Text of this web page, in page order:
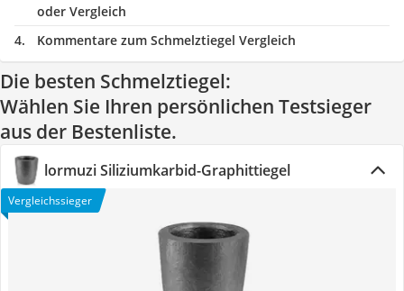
oder Vergleich
Kommentare zum Schmelztiegel Vergleich
Die besten Schmelztiegel:
Wählen Sie Ihren persönlichen Testsieger
aus der Bestenliste.
lormuzi Siliziumkarbid-Graphittiegel
Vergleichssieger